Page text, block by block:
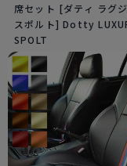
席セット [ダティ ラグ
スポルト] Dotty
SPOLT